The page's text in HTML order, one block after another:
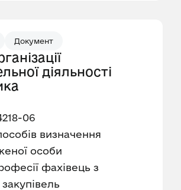
Документ
діяльності
06
визначення
особи
фахівець з